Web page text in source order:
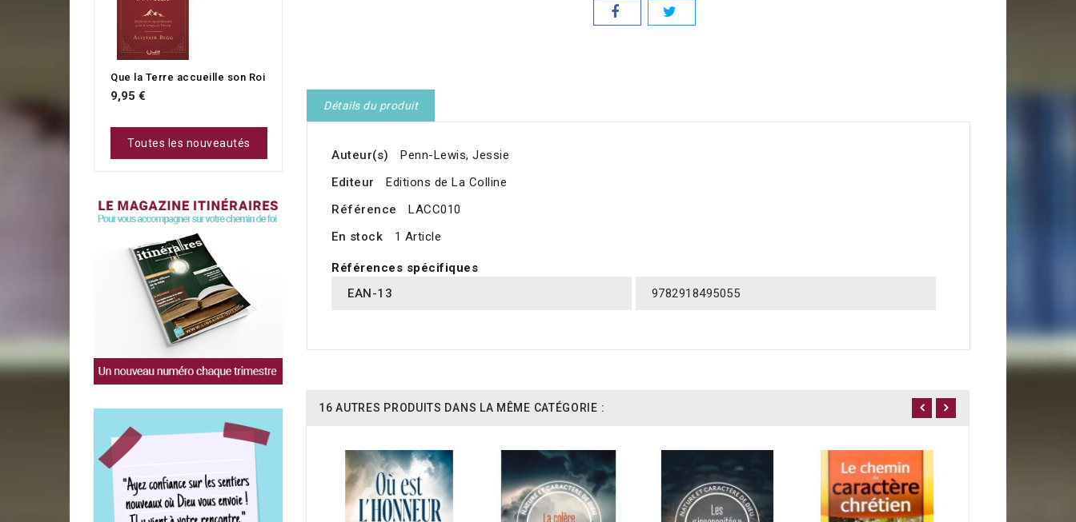
Détails du produit
Auteur(s)
Penn-Lewis, Jessie
Editeur
Editions de La Colline
Référence
LACC010
En stock
1 Article
Références spécifiques
EAN-13
9782918495055
16 AUTRES PRODUITS DANS LA MÊME CATÉGORIE :
Que la Terre accueille son Roi
9,95 €
Toutes les nouveautés